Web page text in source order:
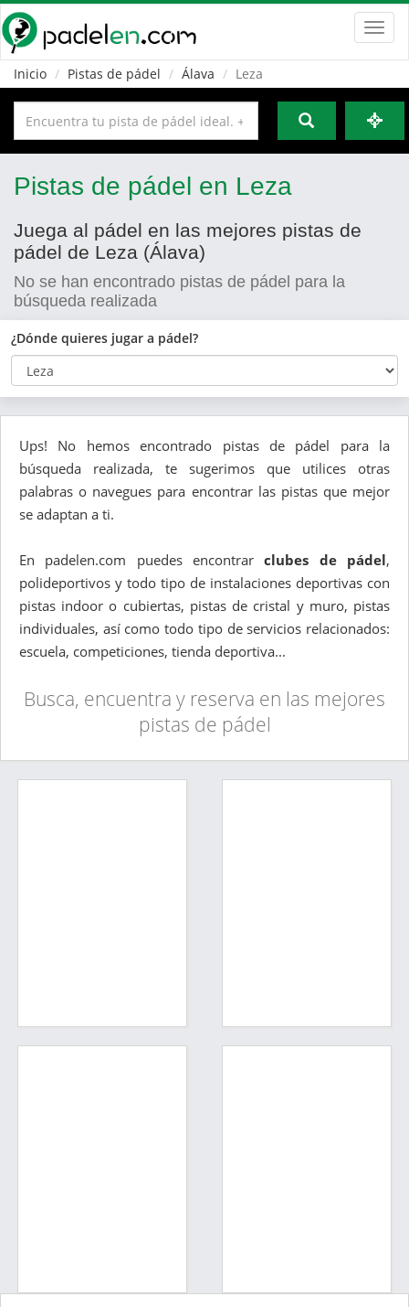
Inicio
Pistas de pádel Álava Leza
Pistas de pádel en Leza
Juega al pádel en las mejores pistas de
pádel de Leza (Álava)
No se han encontrado pistas de pádel para la
búsqueda realizada
¿Dónde quieres jugar a pádel?
Ups! No hemos encontrado pistas de pádel para la
búsqueda realizada, te sugerimos que utilices otras
palabras o navegues para encontrar las pistas que mejor
se adaptan a ti.
En padelen.com puedes encontrarclubes de pádel,
polideportivos y todo tipo de instalaciones deportivas con
pistas indoor o cubiertas, pistas de cristal y muro, pistas
individuales, así como todo tipo de servicios relacionados:
escuela, competiciones, tienda deportiva...
Busca, encuentra y reserva en las mejores
pistas de pádel